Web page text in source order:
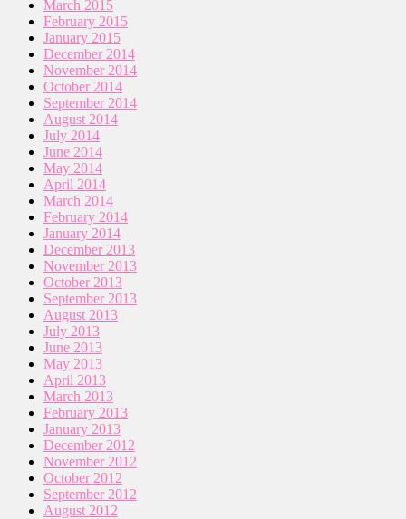
March 2015
February 2015
January 2015
December 2014
November 2014
October 2014
September 2014
August 2014
July 2014
June 2014
May 2014
April 2014
March 2014
February 2014
January 2014
December 2013
November 2013
October 2013
September 2013
August 2013
July 2013
June 2013
May 2013
April 2013
March 2013
February 2013
January 2013
December 2012
November 2012
October 2012
September 2012
August 2012